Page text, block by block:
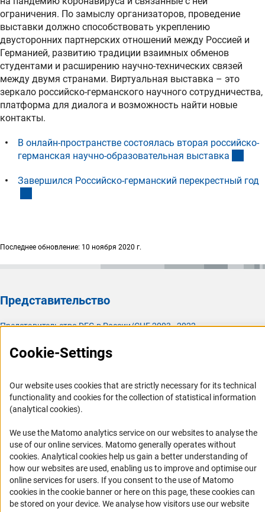
ограничения. По замыслу организаторов, проведение
выставки должно способствовать укреплению
двусторонних партнерских отношений между Россией и
Германией, развитию традиции взаимных обменов
студентами и расширению научно-технических связей
между двумя странами. Виртуальная выставка – это
зеркало российско-германского научного сотрудничества,
платформа для диалога и возможность найти новые
контакты.
В онлайн-пространстве состоялась вторая российско-
германская научно-образовательная выставка
Завершился Российско-германский перекрестный год
Последнее обновление: 10 ноября 2020 г.
Представительство
Представительство DFG в России/СНГ 2003 - 2022
Органы управления
Задачи DFG
Финансирование
Совместные конкурсы с российскими партнёрскими
организациями
Партнёры DFG в России
Cookie-Settings
Our website uses cookies that are strictly necessary for its technical
functionality and cookies for the collection of statistical information
(analytical cookies).
We use the Matomo analytics service on our websites to analyse the
use of our online services. Matomo generally operates without
cookies(Anc
. Analytical cookies help us gain a better understanding of
how our websites are used, enabling us to improve and optimise our
online services for users. If you consent to the use of Matomo
cookies in the cookie banner or here on this page, these cookies can
be stored on your device. We analyse how visitors use our website